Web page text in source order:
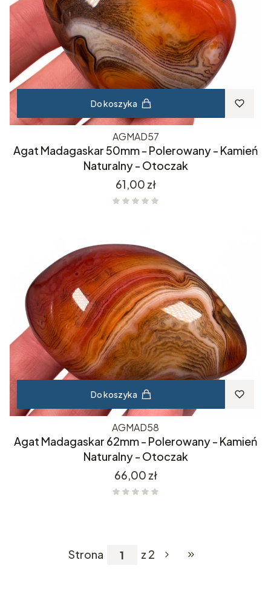
Do koszyka
AGMAD57
Agat Madagaskar 50mm - Polerowany - Kamień
Naturalny - Otoczak
Cena
61,00 zł
Do koszyka
AGMAD58
Agat Madagaskar 62mm - Polerowany - Kamień
Naturalny - Otoczak
Cena
66,00 zł
Strona z 2 Przejdź do